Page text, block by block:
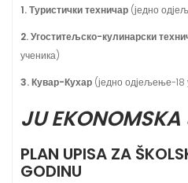
1. Туристички техничар (једно
2. Угоститељско-кулинарски
ученика)
3. Кувар-Кухар (једно одјељење-18
JU
PLAN UPISA ZA
GODINU